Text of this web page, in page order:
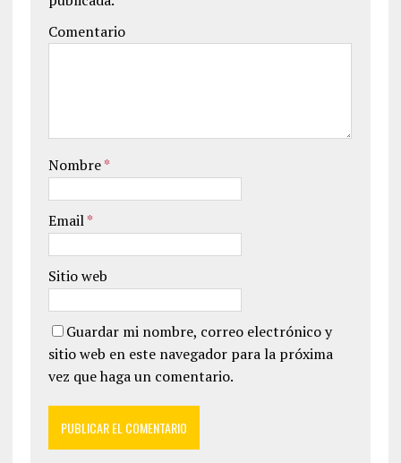
Comentario
Nombre*
Email*
Sitio web
Guardar mi nombre, correo electrónico y
sitio web en este navegador para la próxima
vez que haga un comentario.